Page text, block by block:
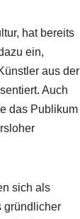
hat bereits
ein,
aus der
Auch
das Publikum
sich als
gründlicher